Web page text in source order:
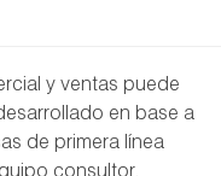
y ventas puede
en base a
de primera línea